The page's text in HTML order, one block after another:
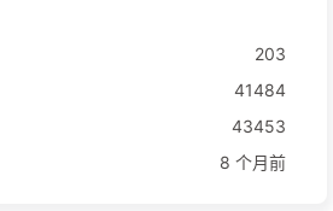
203
41484
43453
8 个月前